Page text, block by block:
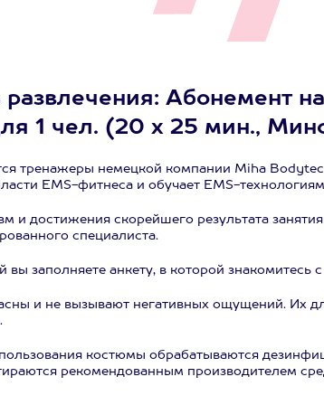
развлечения: Абонемент
1 чел. (20 х 25 мин.,
тренажеры немецкой компании Miha
EMS-фитнеса и обучает EMS-
и достижения скорейшего результата
специалиста.
вы заполняете анкету, в которой знакомитесь
и не вызывают негативных ощущений. Их
костюмы обрабатываются
рекомендованным производителем